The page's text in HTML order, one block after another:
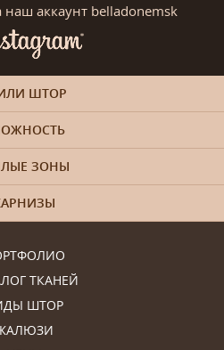
аккаунт belladonemsk
ТКАНЕЙ
ШТОР
ШТОР
ЗОНЫ